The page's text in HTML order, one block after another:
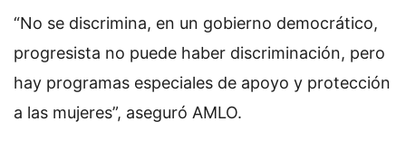
“No se discrimina, en un gobierno democrático,
progresista no puede haber discriminación, pero
hay programas especiales de apoyo y protección
a las mujeres”, aseguró AMLO.